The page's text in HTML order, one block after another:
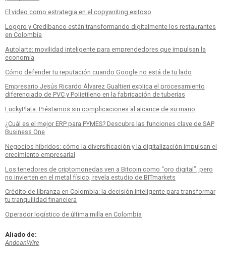
El video como estrategia en el copywriting exitoso
Loggro y Credibanco están transformando digitalmente los restaurantes
en Colombia
Autolarte: movilidad inteligente para emprendedores que impulsan la
economía
Cómo defender tu reputación cuando Google no está de tu lado
Empresario Jesús Ricardo Álvarez Gualtieri explica el procesamiento
diferenciado de PVC y Polietileno en la fabricación de tuberías
LuckyPlata: Préstamos sin complicaciones al alcance de su mano
¿Cuál es el mejor ERP para PYMES? Descubre las funciones clave de SAP
Business One
Negocios híbridos: cómo la diversificación y la digitalización impulsan el
crecimiento empresarial
Los tenedores de criptomonedas ven a Bitcoin como “oro digital”, pero
no invierten en el metal físico, revela estudio de BITmarkets
Crédito de libranza en Colombia: la decisión inteligente para transformar
tu tranquilidad financiera
Operador logístico de última milla en Colombia
Aliado de:
AndeanWire